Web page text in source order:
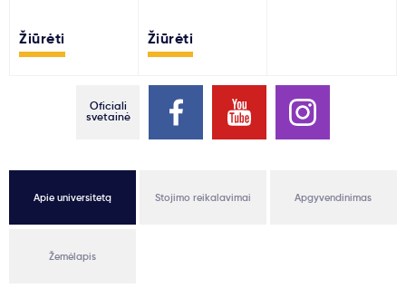
Žiūrėti Žiūrėti
Oficiali
svetainė
Apie universitetą Stojimo reikalavimai Apgyvendinimas
Žemėlapis